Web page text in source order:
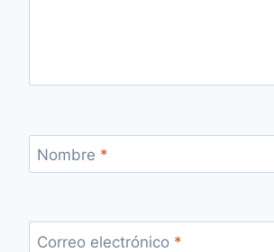
Nombre *
Correo electrónico *